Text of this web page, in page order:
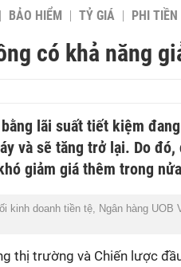
BẢO HIỂM TỶ GIÁ PHI
có khả năng
lãi suất tiết kiệm
và sẽ tăng trở lại. Do
giảm giá thêm trong
kinh doanh tiền tệ, Ngân hàng UOB
thị trường và Chiến lược